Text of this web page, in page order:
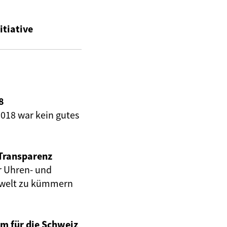
war kein gutes
Uhren- und
zu kümmern
für die Schweiz